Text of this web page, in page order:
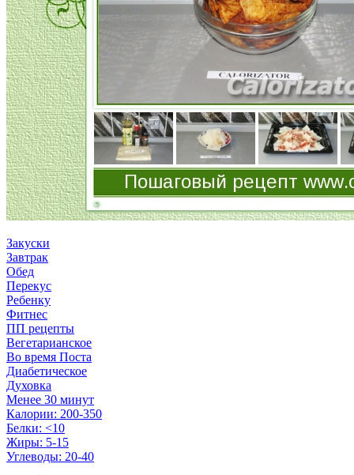
Закуски
Завтрак
Обед
Перекус
Ребенку
Фитнес
ПП рецепты
Вегетарианское
Во время Поста
Диабетическое
Духовка
Менее 30 минут
Калории: 200-350
Белки: <10
Жиры: 5-15
Углеводы: 20-40